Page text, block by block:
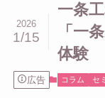
一条
「一
体験
2026
1/15
広告 コラム セ